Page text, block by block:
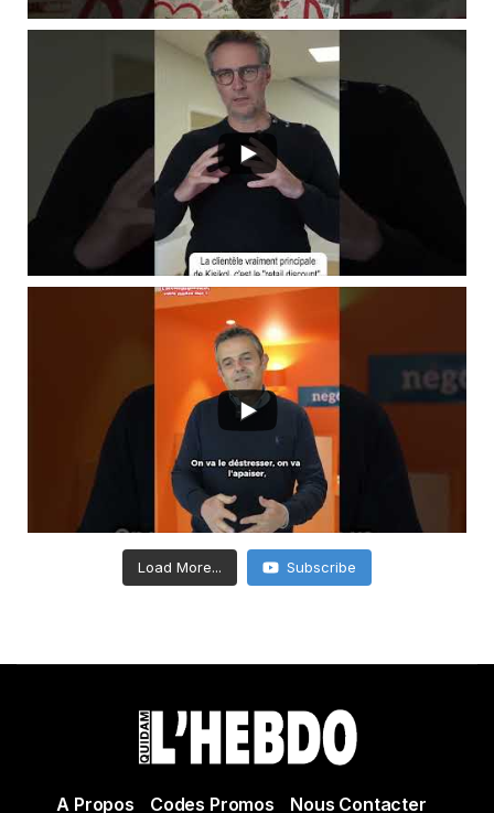
Load More... Subscribe
A Propos Codes Promos Nous Contacter